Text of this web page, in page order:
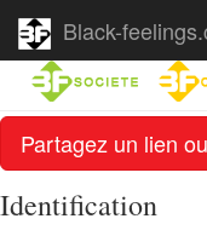
Partagez un lien
Black-
Identification